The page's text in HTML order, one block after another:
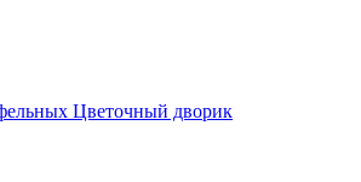
Цветочный дворик